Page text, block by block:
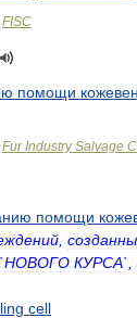
FISC
помощи
Fur Industry Salvage
помощи
`НОВОГО КУРСА`,
cell